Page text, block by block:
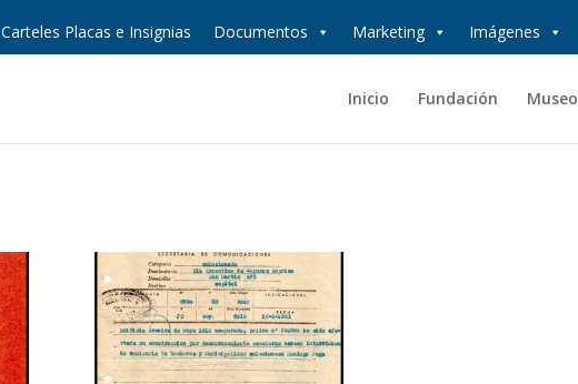
Carteles Placas e Insignias Documentos Marketing Imágenes
Inicio Fundación Museo